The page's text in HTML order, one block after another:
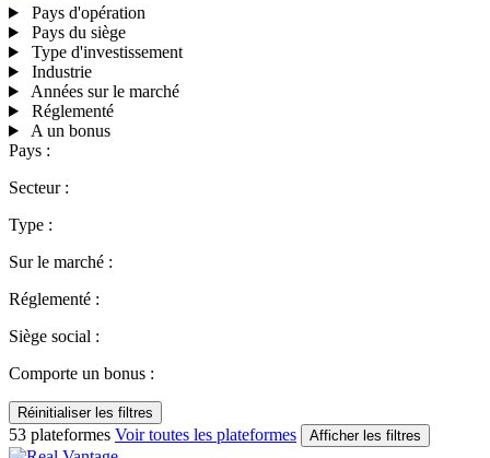
Pays d'opération
Pays du siège
Type d'investissement
Industrie
Années sur le marché
Réglementé
A un bonus
Pays :
Secteur :
Type :
Sur le marché :
Réglementé :
Siège social :
Comporte un bonus :
Réinitialiser les filtres
53 plateformes Voir toutes les plateformes Afficher les filtres